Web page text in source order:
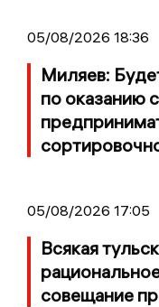
05/08/2026 18:36
Миляев:
по оказанию
05/08/2026 17:05
Всякая
совещание